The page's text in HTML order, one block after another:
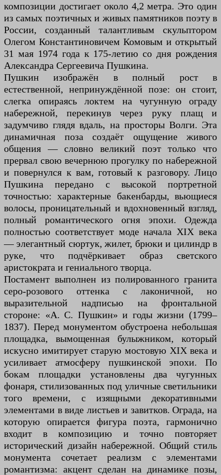
композиции достигает около 4,2 метра. Это один
из самых поэтичных и живых памятников поэту в
России, созданный талантливым скульптором
Олегом Константиновичем Комовым и открытый
31 мая 1974 года к 175-летию со дня рождения
Александра Сергеевича Пушкина.
Пушкин изображён в полный рост в
естественной, непринуждённой позе: он стоит,
слегка опираясь локтем на чугунную ограду
набережной, перекинув через руку плащ и
задумчиво глядя вдаль, на просторы Волги. Эта
динамичная поза создаёт ощущение живого
общения — словно великий поэт только что
прервал свою вечернюю прогулку по набережной
и повернулся к вам, готовый к разговору. Лицо
Пушкина передано с высокой портретной
точностью: характерные бакенбарды, вьющиеся
волосы, проницательный и вдохновенный взгляд,
полный романтического огня эпохи. Одежда
полностью соответствует моде начала XIX века
— элегантный сюртук, жилет, брюки и цилиндр в
руке, что подчёркивает образ светского
аристократа и гениального творца.
Постамент выполнен из полированного гранита
серо-розового оттенка с лаконичной, но
выразительной надписью на фронтальной
стороне: «А. С. Пушкин» и годы жизни (1799–
1837). Перед монументом обустроена небольшая
площадка, вымощенная булыжником, который
искусно имитирует старую мостовую XIX века и
усиливает атмосферу пушкинской эпохи. По
бокам площадки установлены два чугунных
фонаря, стилизованных под уличные светильники
того времени, с изящными декоративными
элементами в виде листьев и завитков. Ограда, на
которую опирается фигура поэта, гармонично
входит в композицию и точно повторяет
исторический дизайн набережной. Общий стиль
монумента сочетает реализм с элементами
романтизма: акцент сделан на динамике позы,